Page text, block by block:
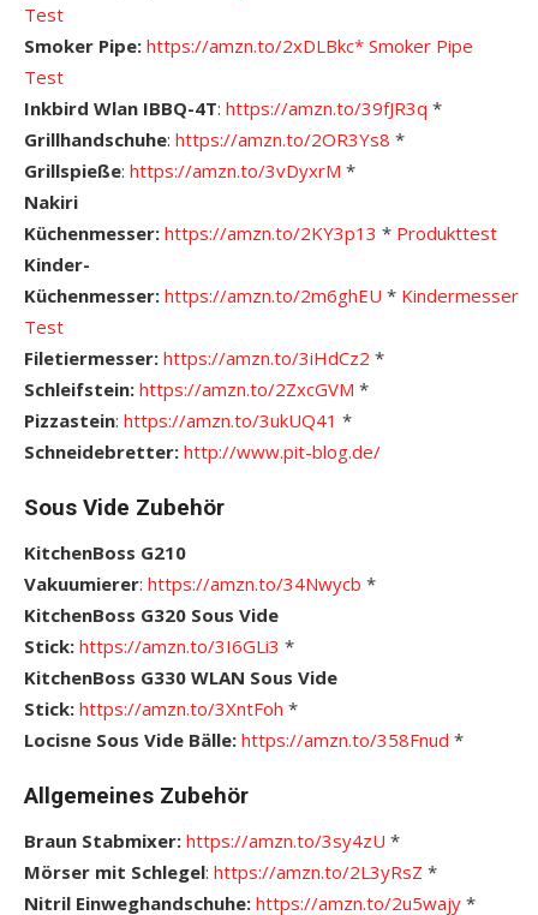
Test
Smoker Pipe: https://amzn.to/2xDLBkc* Smoker Pipe
Test
Inkbird Wlan IBBQ-4T: https://amzn.to/39fJR3q *
Grillhandschuhe: https://amzn.to/2OR3Ys8 *
Grillspieße: https://amzn.to/3vDyxrM *
Nakiri
Küchenmesser: https://amzn.to/2KY3p13 * Produkttest
Kinder-
Küchenmesser: https://amzn.to/2m6ghEU * Kindermesser
Test
Filetiermesser: https://amzn.to/3iHdCz2 *
Schleifstein: https://amzn.to/2ZxcGVM *
Pizzastein: https://amzn.to/3ukUQ41 *
Schneidebretter: http://www.pit-blog.de/
Sous Vide Zubehör
KitchenBoss G210
Vakuumierer: https://amzn.to/34Nwycb *
KitchenBoss G320 Sous Vide
Stick: https://amzn.to/3I6GLi3 *
KitchenBoss G330 WLAN Sous Vide
Stick: https://amzn.to/3XntFoh *
Locisne Sous Vide Bälle: https://amzn.to/358Fnud *
Allgemeines Zubehör
Braun Stabmixer: https://amzn.to/3sy4zU *
Mörser mit Schlegel: https://amzn.to/2L3yRsZ *
Nitril Einweghandschuhe: https://amzn.to/2u5wajy *